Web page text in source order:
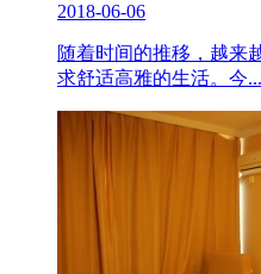
2018-06-06
随着时间的推移，越来
求舒适高雅的生活。今...